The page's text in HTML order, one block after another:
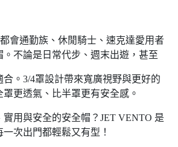
會通勤族、休閒騎士、速克達愛用者
不論是日常代步、週末出遊，甚至
。3/4罩設計帶來寬廣視野與更好的
更透氣、比半罩更有安全感。
用與安全的安全帽？JET VENTO 是
次出門都輕鬆又有型！